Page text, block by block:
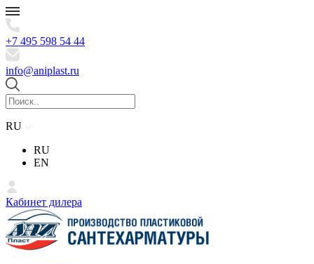
+7 495 598 54 44
info@aniplast.ru
RU
RU
EN
Кабинет дилера